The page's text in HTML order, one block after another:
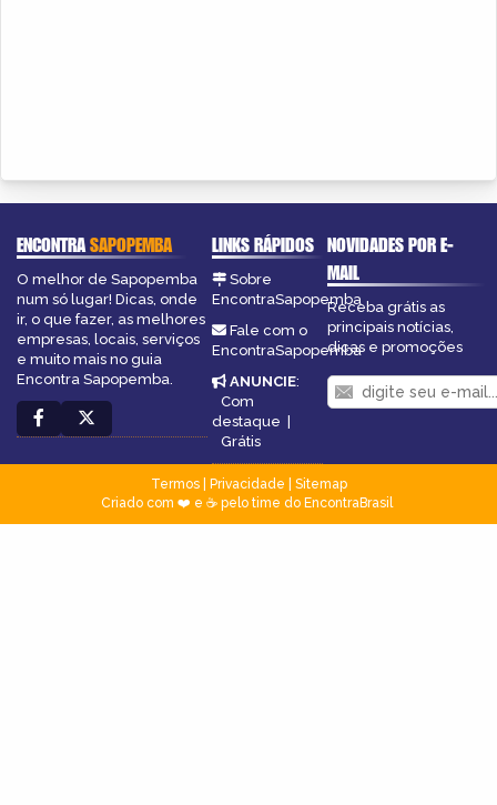
ENCONTRASAPOPEMBA
O melhor de Sapopemba
num só lugar! Dicas, onde
ir, o que fazer, as melhores
empresas, locais, serviços
e muito mais no guia
Encontra Sapopemba.
LINKS RÁPIDOS
Sobre
EncontraSapopemba
Fale com o
EncontraSapopemba
ANUNCIE:
Com
destaque |
Grátis
NOVIDADES POR E-
MAIL
Receba grátis as
principais notícias,
dicas e promoções
Termos| Privacidade
Sitemap
Criado com ❤️ e ☕ pelo time do EncontraBrasil